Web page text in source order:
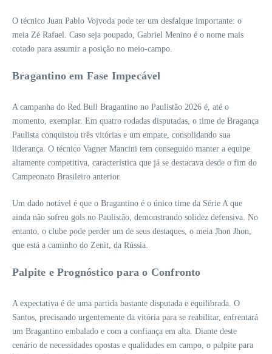
O técnico Juan Pablo Vojvoda pode ter um desfalque importante: o
meia Zé Rafael. Caso seja poupado, Gabriel Menino é o nome mais
cotado para assumir a posição no meio-campo.
Bragantino em Fase Impecável
A campanha do Red Bull Bragantino no Paulistão 2026 é, até o
momento, exemplar. Em quatro rodadas disputadas, o time de Bragança
Paulista conquistou três vitórias e um empate, consolidando sua
liderança. O técnico Vagner Mancini tem conseguido manter a equipe
altamente competitiva, característica que já se destacava desde o fim do
Campeonato Brasileiro anterior.
Um dado notável é que o Bragantino é o único time da Série A que
ainda não sofreu gols no Paulistão, demonstrando solidez defensiva. No
entanto, o clube pode perder um de seus destaques, o meia Jhon Jhon,
que está a caminho do Zenit, da Rússia.
Palpite e Prognóstico para o Confronto
A expectativa é de uma partida bastante disputada e equilibrada. O
Santos, precisando urgentemente da vitória para se reabilitar, enfrentará
um Bragantino embalado e com a confiança em alta. Diante deste
cenário de necessidades opostas e qualidades em campo, o palpite para